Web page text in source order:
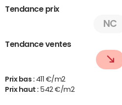
Tendance prix
NC
Tendance ventes
Prix bas : 411 €/m2
Prix haut : 542 €/m2